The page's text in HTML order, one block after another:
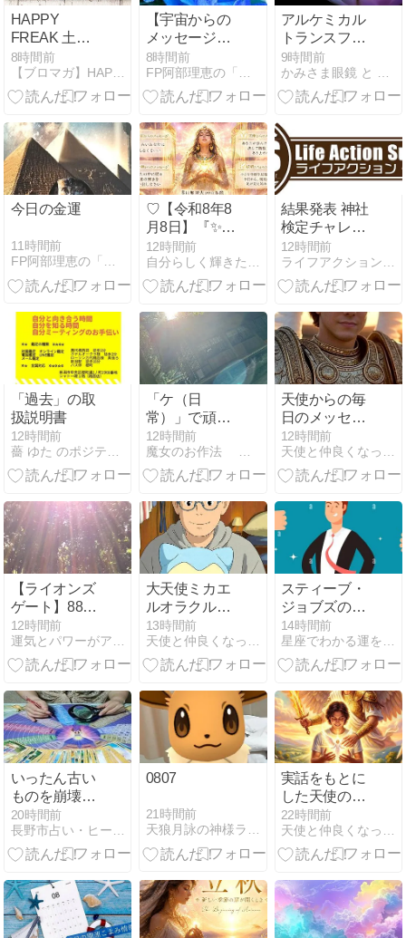
HAPPY
FREAK 土曜
号 vol.2923
8時間前
【ブロマガ】HAPPY FREAK
【宇宙からの
メッセージ
165】時には
非現実的な世
界へ
8時間前
アルケミカル
トランスフォ
ーメーション
™リーブル～
3次元的な悩
解決へ導く～
9時間前
今日の金運
11時間前
FP阿部理恵の「お金の知識ないと生き残れないよ」
♡【令和8年8
月8日】『✨エ
ンジェルナン
バー【888】
ライオンズゲ
開く日✨』♡
12時間前
結果発表 神社
検定チャレン
ジ
12時間前
「過去」の取
扱説明書
12時間前
薔 ゆた のポジティブブログ
「ケ（日
常）」で頑張
っている人に
こそ、桜の季
節に「ハレ」
取ってほしい
【あゆこ語
録】
12時間前
魔女のお作法 子宮美人は魂の輝き
天使からの毎
日のメッセー
ジ 5712
12時間前
天使と仲良くなって幸せになる方法
【ライオンズ
ゲート】88は
最幸にパワフ
ルな日☆お勧
めの過ごし方
12時間前
運気とパワーがアップし願いが叶う開運言魂アート
大天使ミカエ
ルオラクルカ
ードからの今
日の1枚
20260808-
13時間前
天使と仲良くなって幸せになる方法
スティーブ・
ジョブズの言
った一流の経
営幹部の姿勢
14時間前
星座でわかる運をアップさせる「旅」
いったん古い
ものを崩壊す
る事によって
再建の時を向
かえています
20時間前
長野市占い・ヒーリング夢音∞（もね）の部屋
0807
21時間前
天狼月詠の神様ライフ
実話をもとに
した天使の話
第17話-「視え
たビジョン
と、選択の自
22時間前
天使と仲良くなって幸せになる方法